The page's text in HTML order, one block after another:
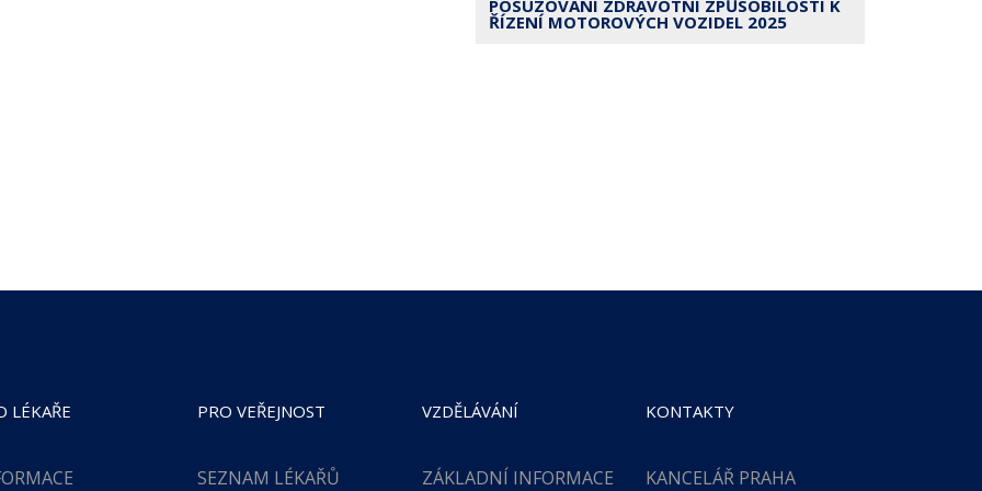
POSUZOVÁNÍ ZDRAVOTNÍ ZPŮSOBILOSTI K
ŘÍZENÍ MOTOROVÝCH VOZIDEL 2025
LÉKAŘE PRO VEŘEJNOST
SEZNAM LÉKAŘŮ
VZDĚLÁVÁNÍ
ZÁKLADNÍ INFORMACE
KONTAKTY
KANCELÁŘ PRAHA